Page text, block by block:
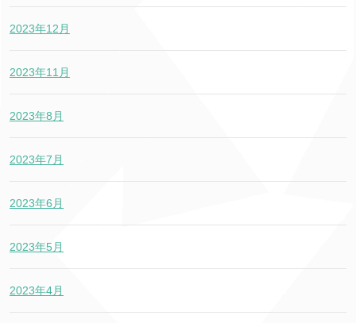
2023年12月
2023年11月
2023年8月
2023年7月
2023年6月
2023年5月
2023年4月